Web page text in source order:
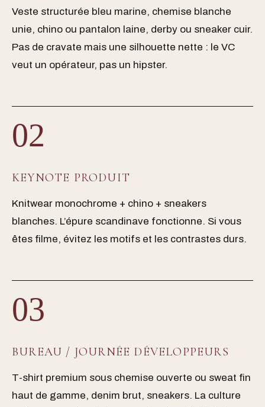
Veste structurée bleu marine, chemise blanche
unie, chino ou pantalon laine, derby ou sneaker cuir.
Pas de cravate mais une silhouette nette : le VC
veut un opérateur, pas un hipster.
02
KEYNOTE PRODUIT
Knitwear monochrome + chino + sneakers
blanches. L’épure scandinave fonctionne. Si vous
êtes filme, évitez les motifs et les contrastes durs.
03
BUREAU / JOURNÉE DÉVELOPPEURS
T-shirt premium sous chemise ouverte ou sweat fin
haut de gamme, denim brut, sneakers. La culture